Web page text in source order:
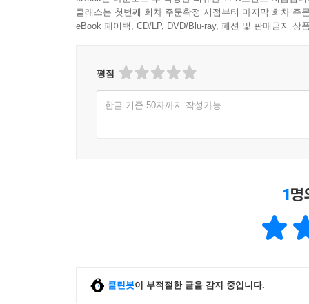
클래스는 첫번째 회차 주문확정 시점부터 마지막 회차 주
eBook 페이백, CD/LP, DVD/Blu-ray, 패션 및 판매금지 상
평점
한글 기준 50자까지 작성가능
1명
클린봇이 부적절한 글을 감지 중입니다.